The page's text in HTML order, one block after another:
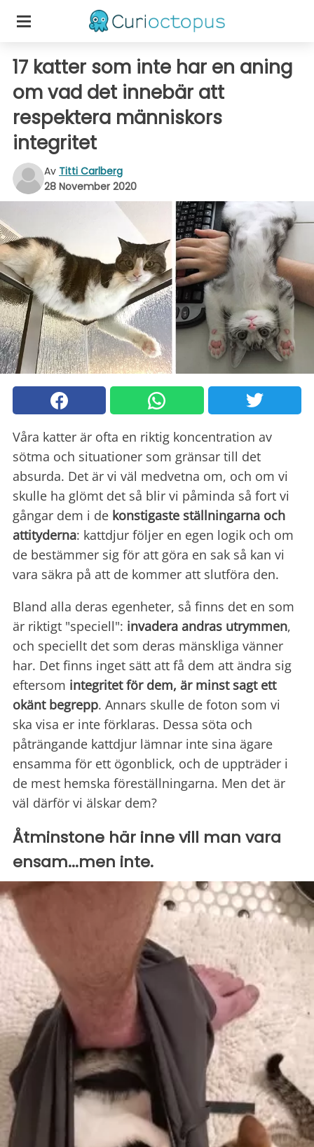
17 katter som inte har en aning
om vad det innebär att
respektera människors
integritet
Av Titti Carlberg
28 November 2020
Våra katter är ofta en riktig koncentration av
sötma och situationer som gränsar till det
absurda. Det är vi väl medvetna om, och om vi
skulle ha glömt det så blir vi påminda så fort vi
gångar dem i de konstigaste ställningarna och
attityderna: kattdjur följer en egen logik och om
de bestämmer sig för att göra en sak så kan vi
vara säkra på att de kommer att slutföra den.
Bland alla deras egenheter, så finns det en som
är riktigt "speciell": invadera andras utrymmen,
och speciellt det som deras mänskliga vänner
har. Det finns inget sätt att få dem att ändra sig
eftersom integritet för dem, är minst sagt ett
okänt begrepp. Annars skulle de foton som vi
ska visa er inte förklaras. Dessa söta och
påträngande kattdjur lämnar inte sina ägare
ensamma för ett ögonblick, och de uppträder i
de mest hemska föreställningarna. Men det är
väl därför vi älskar dem?
Åtminstone här inne vill man vara
ensam...men inte.